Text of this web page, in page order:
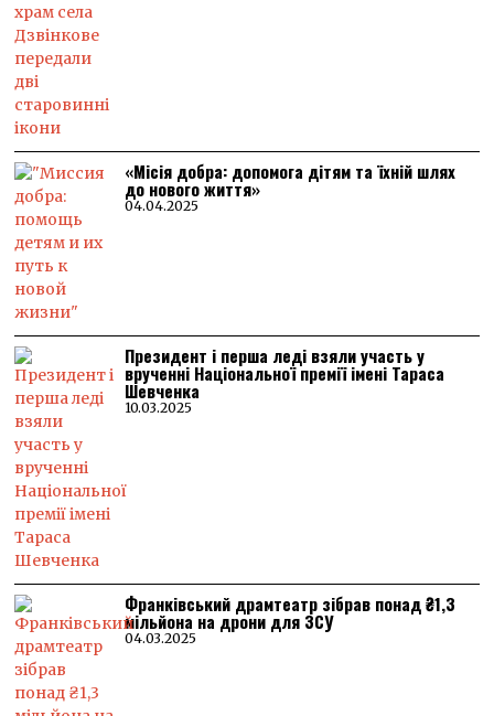
«Місія добра: допомога дітям та їхній шлях
до нового життя»
04.04.2025
Президент і перша леді взяли участь у
врученні Національної премії імені Тараса
Шевченка
10.03.2025
Франківський драмтеатр зібрав понад ₴1,3
мільйона на дрони для ЗСУ
04.03.2025